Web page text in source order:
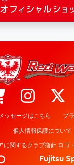
ッセージはこちら プ
個人情報保護について
に関するクラブ指針 ロゴ
Fujitsu